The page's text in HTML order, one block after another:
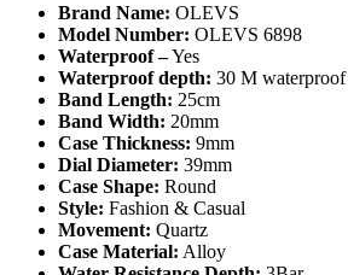
Brand Name: OLEVS
Model Number: OLEVS 6898
Waterproof –Yes
Waterproof depth: 30 M waterproof
Band Length: 25cm
Band Width: 20mm
Case Thickness: 9mm
Dial Diameter: 39mm
Case Shape: Round
Style: Fashion & Casual
Movement: Quartz
Case Material: Alloy